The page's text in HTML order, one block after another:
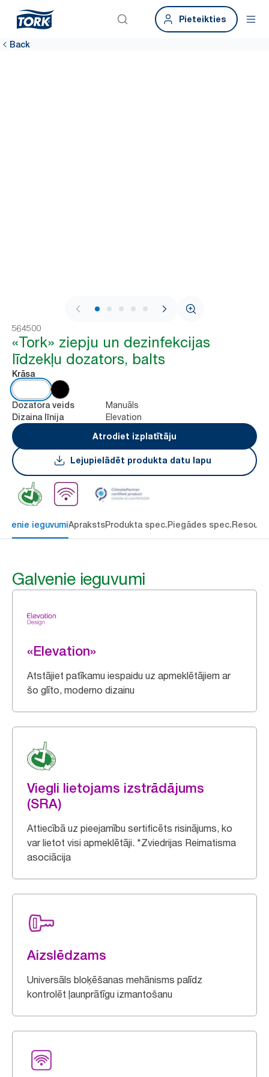
Pieteikties
Back
1 / 6
564500
«Tork» ziepju un dezinfekcijas
līdzekļu dozators, balts
Krāsa
Dozatora veids Manuāls
Dizaina līnija
Elevation
Atrodiet izplatītāju
Lejupielādēt produkta datu lapu
ieguvumiAprakstsProdukta spec.Piegādes spec.
Galvenie ieguvumi
«Elevation»
Atstājiet patīkamu iespaidu uz apmeklētājiem ar
šo glīto, moderno dizainu
Viegli lietojams izstrādājums
(SRA)
Attiecībā uz pieejamību sertificēts risinājums, ko
var lietot visi apmeklētāji. *Zviedrijas Reimatisma
asociācija
Aizslēdzams
Universāls bloķēšanas mehānisms palīdz
kontrolēt ļaunprātīgu izmantošanu